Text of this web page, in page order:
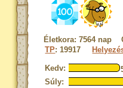
Életkora: 7564 nap
TP: 19917
Kedv:
Súly: